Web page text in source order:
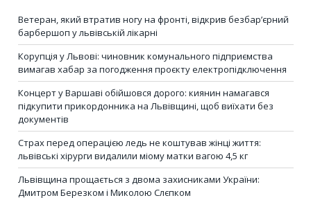
Ветеран, який втратив ногу на фронті, відкрив безбар’єрний
барбершоп у львівській лікарні
Корупція у Львові: чиновник комунального підприємства
вимагав хабар за погодження проєкту електропідключення
Концерт у Варшаві обійшовся дорого: киянин намагався
підкупити прикордонника на Львівщині, щоб виїхати без
документів
Страх перед операцією ледь не коштував жінці життя:
львівські хірурги видалили міому матки вагою 4,5 кг
Львівщина прощається з двома захисниками України:
Дмитром Березком і Миколою Слєпком